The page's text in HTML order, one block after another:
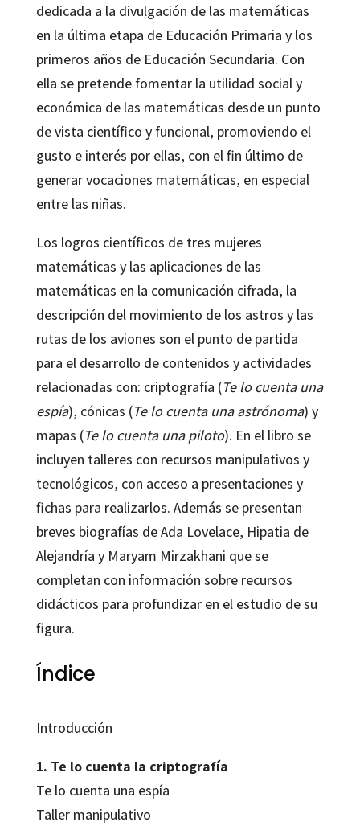
dedicada a la divulgación de las matemáticas
en la última etapa de Educación Primaria y los
primeros años de Educación Secundaria. Con
ella se pretende fomentar la utilidad social y
económica de las matemáticas desde un punto
de vista científico y funcional, promoviendo el
gusto e interés por ellas, con el fin último de
generar vocaciones matemáticas, en especial
entre las niñas.
Los logros científicos de tres mujeres
matemáticas y las aplicaciones de las
matemáticas en la comunicación cifrada, la
descripción del movimiento de los astros y las
rutas de los aviones son el punto de partida
para el desarrollo de contenidos y actividades
relacionadas con: criptografía (Te lo cuenta una
espía), cónicas (Te lo cuenta una astrónoma) y
mapas (Te lo cuenta una piloto). En el libro se
incluyen talleres con recursos manipulativos y
tecnológicos, con acceso a presentaciones y
fichas para realizarlos. Además se presentan
breves biografías de Ada Lovelace, Hipatia de
Alejandría y Maryam Mirzakhani que se
completan con información sobre recursos
didácticos para profundizar en el estudio de su
figura.
Índice
Introducción
1. Te lo cuenta la criptografía
Te lo cuenta una espía
Taller manipulativo